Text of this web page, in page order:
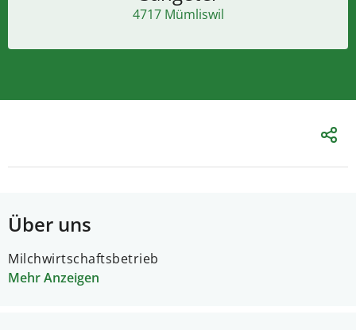
4717 Mümliswil
Über uns
Milchwirtschaftsbetrieb
Mehr Anzeigen